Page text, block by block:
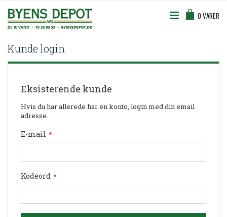
to
Content
0 VARER
Kunde login
Eksisterende kunde
Hvis du har allerede har en konto, login med din email
adresse.
E-mail
Kodeord